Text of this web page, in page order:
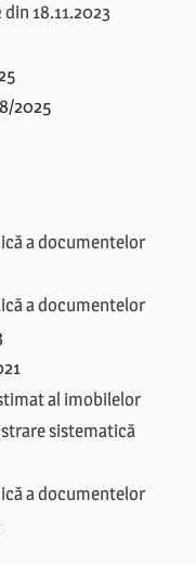
18.11.2023
2025
a documentelor
a documentelor
al imobilelor
sistematică
a documentelor